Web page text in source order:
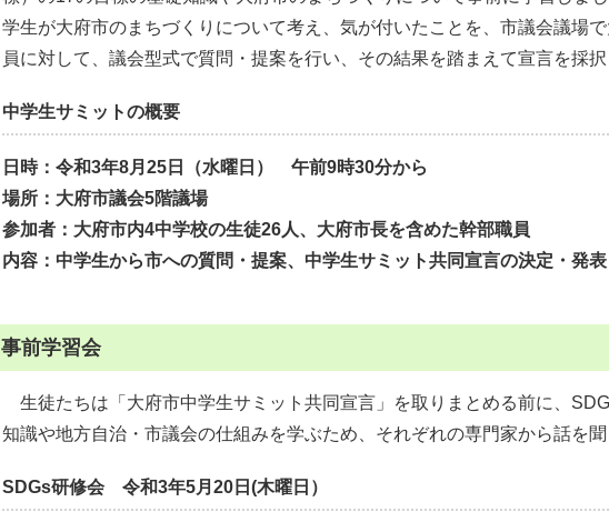
学生が大府市のまちづくりについて考え、気が付いたことを、市議会議場
員に対して、議会型式で質問・提案を行い、その結果を踏まえて宣言を採択
中学生サミットの概要
日時：令和3年8月25日（水曜日） 午前9時30分から
場所：大府市議会5階議場
参加者：大府市内4中学校の生徒26人、大府市長を含めた幹部職員
内容：中学生から市への質問・提案、中学生サミット共同宣言の決定・発表
事前学習会
生徒たちは「大府市中学生サミット共同宣言」を取りまとめる前に、
知識や地方自治・市議会の仕組みを学ぶため、それぞれの専門家から話を聞
SDGs研修会 令和3年5月20日(木曜日）